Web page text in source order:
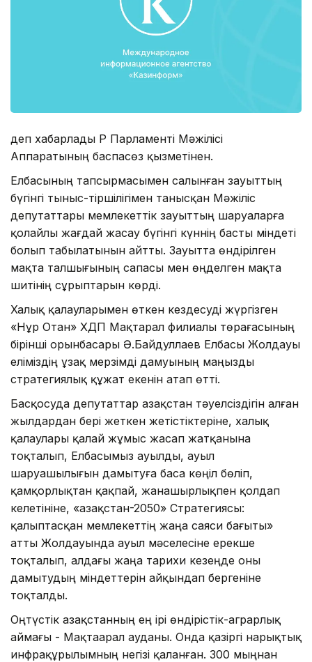
деп хабарлады ҚР Парламенті Мәжілісі
Аппаратының баспасөз қызметінен.
Елбасының тапсырмасымен салынған зауыттың
бүгінгі тыныс-тіршілігімен танысқан Мәжіліс
депутаттары мемлекеттік зауыттың шаруаларға
қолайлы жағдай жасау бүгінгі күннің басты міндеті
болып табылатынын айтты. Зауытта өндірілген
мақта талшығының сапасы мен өңделген мақта
шитінің сұрыптарын көрді.
Халық қалауларымен өткен кездесуді жүргізген
«Нұр Отан» ХДП Мақтарал филиалы төрағасының
бірінші орынбасары Ә.Байдуллаев Елбасы Жолдауы
еліміздің ұзақ мерзімді дамуының маңызды
стратегиялық құжат екенін атап өтті.
Басқосуда депутаттар Қазақстан тәуелсіздігін алған
жылдардан бері жеткен жетістіктеріне, халық
қалаулары қалай жұмыс жасап жатқанына
тоқталып, Елбасымыз ауылды, ауыл
шаруашылығын дамытуға баса көңіл бөліп,
қамқорлықтан қақпай, жанашырлықпен қолдап
келетініне, «Қазақстан-2050» Стратегиясы:
қалыптасқан мемлекеттің жаңа саяси бағыты»
атты Жолдауында ауыл мәселесіне ерекше
тоқталып, алдағы жаңа тарихи кезеңде оны
дамытудың міндеттерін айқындап бергеніне
тоқталды.
Оңтүстік Қазақстанның ең ірі өндірістік-аграрлық
аймағы - Мақтаарал ауданы. Онда қазіргі нарықтық
инфрақұрылымның негізі қаланған. 300 мыңнан